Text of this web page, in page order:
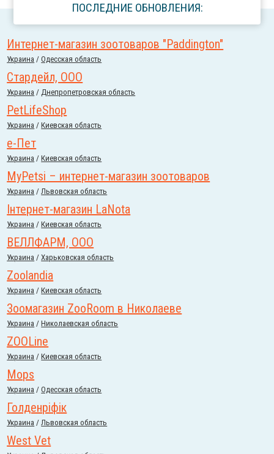
ПОСЛЕДНИЕ ОБНОВЛЕНИЯ:
Интернет-магазин зоотоваров "Paddington"
Украина /Одесская область
Стардейл, ООО
Украина /Днепропетровская область
PetLifeShop
Украина /Киевская область
е-Пет
Украина /Киевская область
MyPetsi – интернет-магазин зоотоваров
Украина /Львовская область
Інтернет-магазин LaNota
Украина /Киевская область
ВЕЛЛФАРМ, ООО
Украина /Харьковская область
Zoolandia
Украина /Киевская область
Зоомагазин ZooRoom в Николаеве
Украина /Николаевская область
ZOOLine
Украина /Киевская область
Mops
Украина /Одесская область
Голденріфік
Украина /Львовская область
West Vet